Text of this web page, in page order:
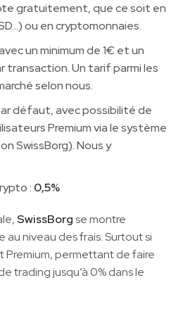
gratuitement, que ce soit en
ou en cryptomonnaies.
un minimum de 1€ et un
transaction. Un tarif parmi les
selon nous.
défaut, avec possibilité de
Premium via le système
SwissBorg). Nous y
: 0,5%
SwissBorgse montre
niveau des frais. Surtout si
Premium, permettant de faire
trading jusqu’à 0% dans le